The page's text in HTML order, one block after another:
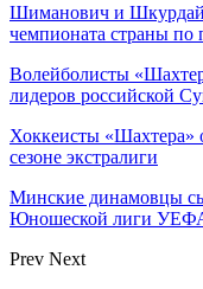
Шиманович и Шкурдай
чемпионата страны по
Волейболисты
лидеров российской
Хоккеисты «Шахтера»
сезоне экстралиги
Минские динамовцы
Юношеской лиги
Prev Next